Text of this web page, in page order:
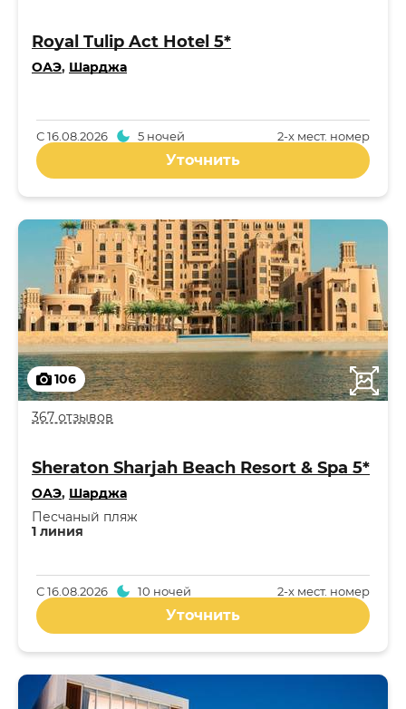
Royal Tulip Act Hotel 5*
ОАЭ, Шарджа
2-x мест. номер
С16.08.2026 5 ночей
Уточнить
106
367 отзывов
Sheraton Sharjah Beach Resort & Spa 5*
ОАЭ, Шарджа
1 линия
Песчаный пляж
2-x мест. номер
С16.08.2026 10 ночей
Уточнить